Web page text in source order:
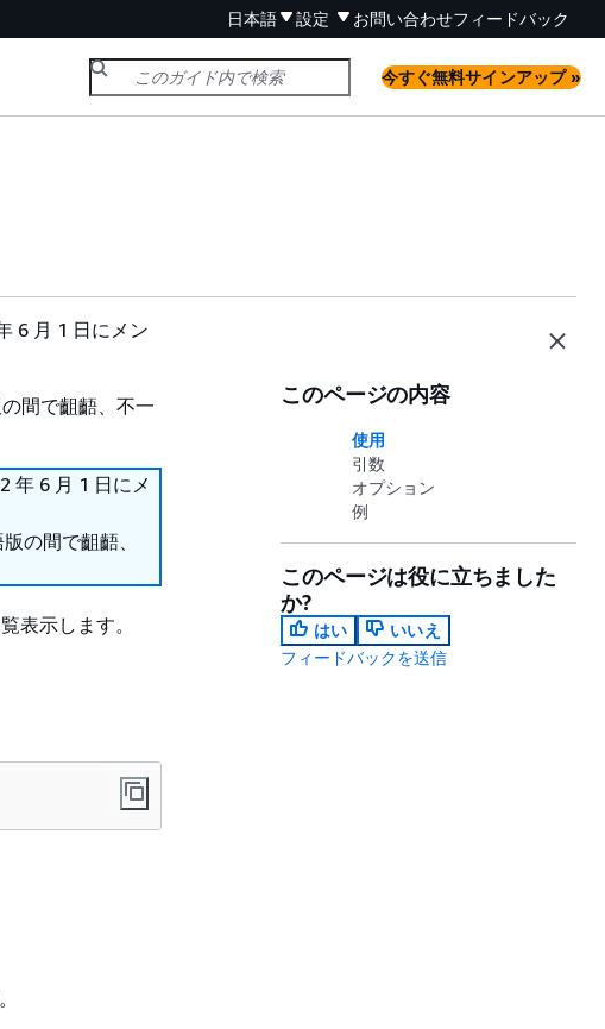
日本語 設定 お問い合わせフィードバック
今すぐ無料サインアップ »
6 月 1 日にメン
間で齟齬、不一
年 6 月 1 日にメ
の間で齟齬、
表示します。
このページの内容
使用
引数
オプション
例
このページは役に立ちました
か?
はい
いいえ
フィードバックを送信